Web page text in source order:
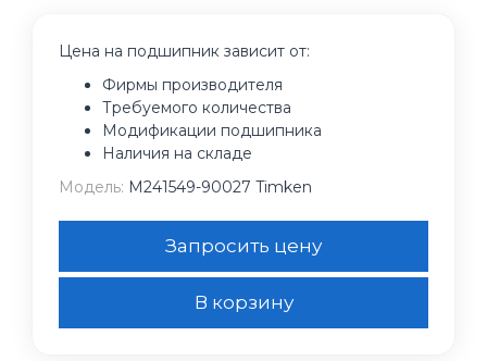
Цена на подшипник зависит от:
Фирмы производителя
Требуемого количества
Модификации подшипника
Наличия на складе
Модель: M241549-90027 Timken
Запросить цену
В корзину